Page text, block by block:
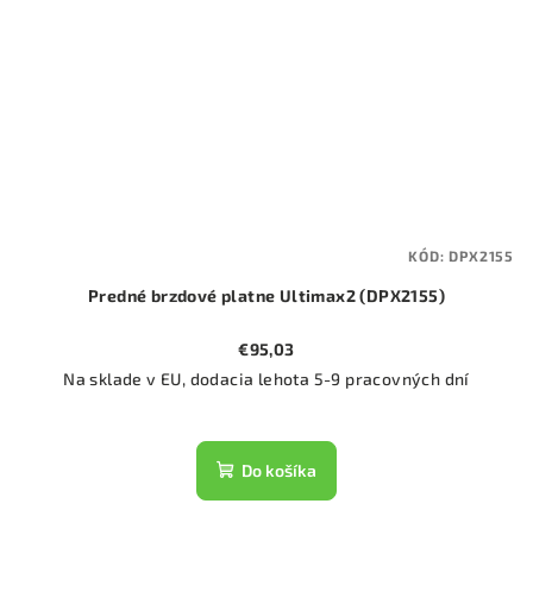
Predné brzdové platne Ultimax2 (DPX2155)
€95,03
Na sklade v EU, dodacia lehota 5-9 pracovných dní
Do košíka
KÓD:DPX2155